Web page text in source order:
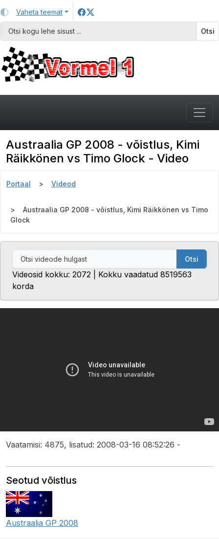
Vaheta teemat
Otsi
Austraalia GP 2008 - võistlus, Kimi
Räikkönen vs Timo Glock - Video
Portaal Videod
Austraalia GP 2008 - võistlus, Kimi Räikkönen vs Timo
Glock
Otsi
Videosid kokku: 2072 | Kokku vaadatud 8519563
korda
Vaatamisi: 4875, lisatud: 2008-03-16 08:52:26 -
Seotud võistlus
Austraalia GP 2008